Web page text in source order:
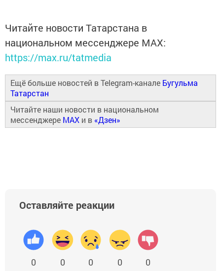
Читайте новости Татарстана в
национальном мессенджере MАХ:
https://max.ru/tatmedia
Ещё больше новостей в Telegram-канале Бугульма
Татарстан
Читайте наши новости в национальном
мессенджере MAX и в «Дзен»
Оставляйте реакции
0 0 0 0 0